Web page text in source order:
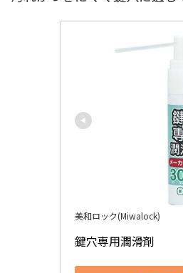
美和ロック(Miwalock)
鍵穴専用潤滑剤